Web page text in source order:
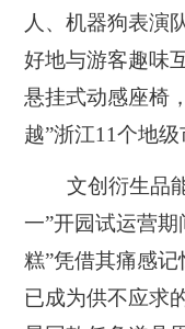
人、机器狗表演
好地与游客趣味
悬挂式动感座椅
越”浙江11个地
文创衍生品
一”开园试运营
糕”凭借其痛感
已成为供不应求